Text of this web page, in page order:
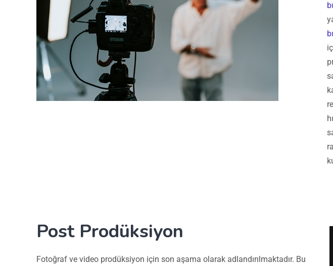
Post Prodüksiyon
Fotoğraf ve video prodüksiyon için son aşama olarak adlandırılmaktadır. Bu